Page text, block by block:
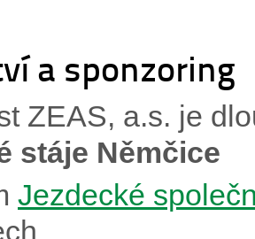
a sponzoring
ZEAS, a.s. je
stáje Němčice
Jezdecké